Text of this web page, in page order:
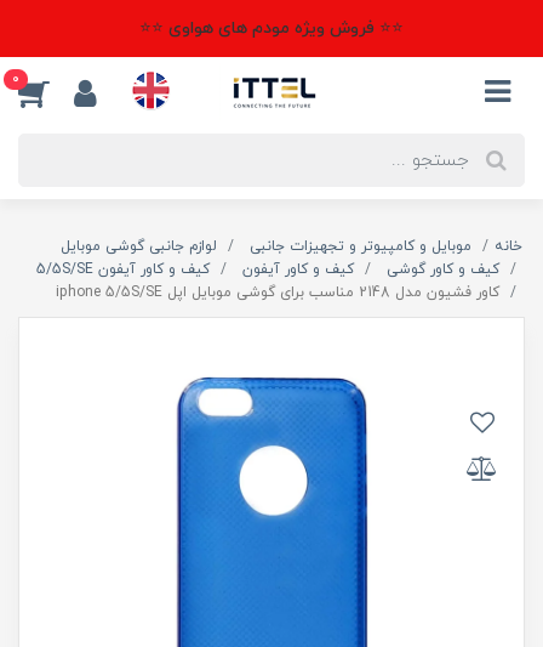
⭐⭐ فروش ویژه مودم های هواوی ⭐⭐
0
خانه موبایل و کامپیوتر و تجهیزات جانبی
لوازم جانبی گوشی موبایل
کیف و کاور گوشی
کیف و کاور آیفون
کیف و کاور آیفون 5/5S/SE
کاور فشیون مدل 2148 مناسب برای گوشی موبایل اپل iphone 5/5S/SE